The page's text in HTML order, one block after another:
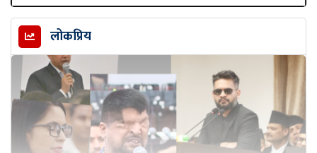
लोकप्रिय